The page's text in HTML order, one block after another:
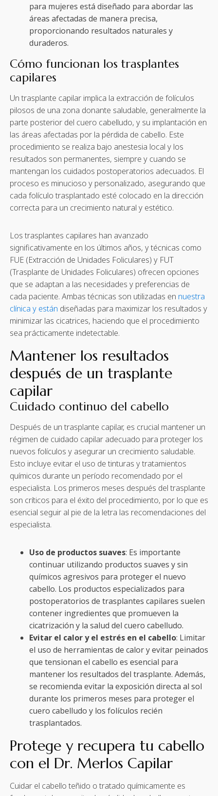
para mujeres está diseñado para abordar las
áreas afectadas de manera precisa,
proporcionando resultados naturales y
duraderos.
Cómo funcionan los trasplantes
capilares
Un trasplante capilar implica la extracción de folículos
pilosos de una zona donante saludable, generalmente la
parte posterior del cuero cabelludo, y su implantación en
las áreas afectadas por la pérdida de cabello. Este
procedimiento se realiza bajo anestesia local y los
resultados son permanentes, siempre y cuando se
mantengan los cuidados postoperatorios adecuados. El
proceso es minucioso y personalizado, asegurando que
cada folículo trasplantado esté colocado en la dirección
correcta para un crecimiento natural y estético.
Los trasplantes capilares han avanzado
significativamente en los últimos años, y técnicas como
FUE (Extracción de Unidades Foliculares) y FUT
(Trasplante de Unidades Foliculares) ofrecen opciones
que se adaptan a las necesidades y preferencias de
cada paciente. Ambas técnicas son utilizadas en nuestra
clínica y están diseñadas para maximizar los resultados y
minimizar las cicatrices, haciendo que el procedimiento
sea prácticamente indetectable.
Mantener los resultados
después de un trasplante
capilar
Cuidado continuo del cabello
Después de un trasplante capilar, es crucial mantener un
régimen de cuidado capilar adecuado para proteger los
nuevos folículos y asegurar un crecimiento saludable.
Esto incluye evitar el uso de tinturas y tratamientos
químicos durante un período recomendado por el
especialista. Los primeros meses después del trasplante
son críticos para el éxito del procedimiento, por lo que es
esencial seguir al pie de la letra las recomendaciones del
especialista.
Uso de productos suaves: Es importante
continuar utilizando productos suaves y sin
químicos agresivos para proteger el nuevo
cabello. Los productos especializados para
postoperatorios de trasplantes capilares suelen
contener ingredientes que promueven la
cicatrización y la salud del cuero cabelludo.
Evitar el calor y el estrés en el cabello: Limitar
el uso de herramientas de calor y evitar peinados
que tensionan el cabello es esencial para
mantener los resultados del trasplante. Además,
se recomienda evitar la exposición directa al sol
durante los primeros meses para proteger el
cuero cabelludo y los folículos recién
trasplantados.
Protege y recupera tu cabello
con el Dr. Merlos Capilar
Cuidar el cabello teñido o tratado químicamente es